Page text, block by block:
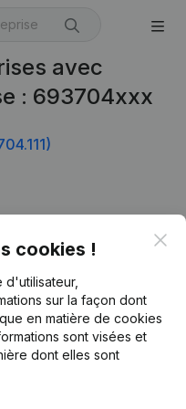
avec
: 693704xxx
cookies !
sur la façon dont
en matière de cookies
sont visées et
dont elles sont
Monitoring
Recherche internationale